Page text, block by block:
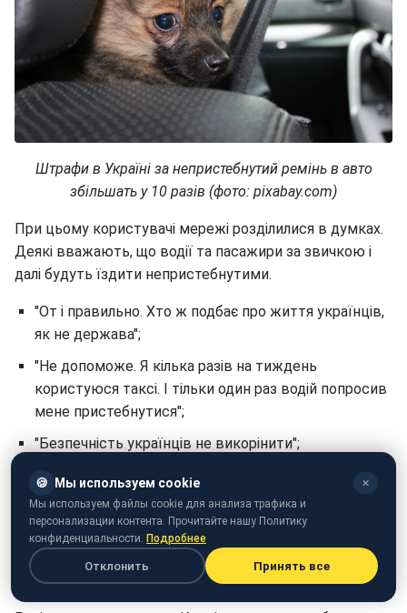
Штрафи в Україні за непристебнутий ремінь в авто
збільшать у 10 разів (фото: pixabay.com)
При цьому користувачі мережі розділилися в думках.
Деякі вважають, що водії та пасажири за звичкою і
далі будуть їздити непристебнутими.
"От і правильно. Хто ж подбає про життя українців,
як не держава";
"Не допоможе. Я кілька разів на тиждень
користуюся таксі. І тільки один раз водій попросив
мене пристебнутися";
"Безпечність українців не викорінити";
"Подивимося через рік, що покаже статистика..."
Нагадаємо, в Україні планують ввести покарання за
перевезення дітей віком до 12 років
автокрісла. При цьому штрафи будуть накладати не
тільки на водіїв приватних авто.
🍪 Мы используем cookie ✕
Мы используем файлы cookie для анализа трафика и
персонализации контента. Прочитайте нашу Политику
конфиденциальности. Подробнее
Отклонить Принять все